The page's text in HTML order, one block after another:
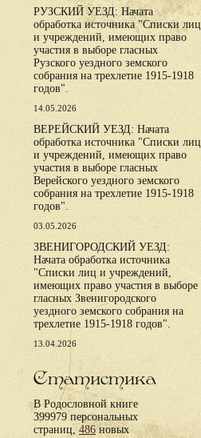
РУЗСКИЙ УЕЗД: Начата
обработка источника "Списки лиц
и учреждений, имеющих право
участия в выборе гласных
Рузского уездного земского
собрания на трехлетие 1915-1918
годов".
14.05.2026
ВЕРЕЙСКИЙ УЕЗД: Начата
обработка источника "Списки лиц
и учреждений, имеющих право
участия в выборе гласных
Верейского уездного земского
собрания на трехлетие 1915-1918
годов".
03.05.2026
ЗВЕНИГОРОДСКИЙ УЕЗД:
Начата обработка источника
"Списки лиц и учреждений,
имеющих право участия в выборе
гласных Звенигородского
уездного земского собрания на
трехлетие 1915-1918 годов".
13.04.2026
Статистика
В Родословной книге
399979 персональных
страниц,486новых